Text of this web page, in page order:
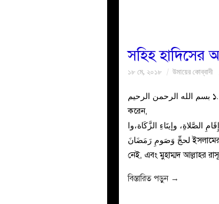
সহিহ হাদিসের
১৮ মে, ২০১৮ উমায়ের কোব্বাদী
بسم الله الرحمن الرحيم ১. রোজা ইসলামের পঞ্চম স্তম্ভ: ইব্‌ন ওমর রাযি. থেকে বর্ণিত, রাসূলুল্লাহ ﷺ ইরশাদ
করেন,
وإيتَاءِ الزَّكَاة،وا
لحجِّ وَصَومِ رَمَضَانَ ইসলামের ভিত্তি পাঁচটি বস্তুর ওপর রাখা হয়েছে, সাক্ষ্য দেয়া যে, আল্লাহ ব্যতীত কোনো মাবুদ
নেই, এবং মুহাম্মদ আল্লাহর
বিস্তারিত পড়ুন →